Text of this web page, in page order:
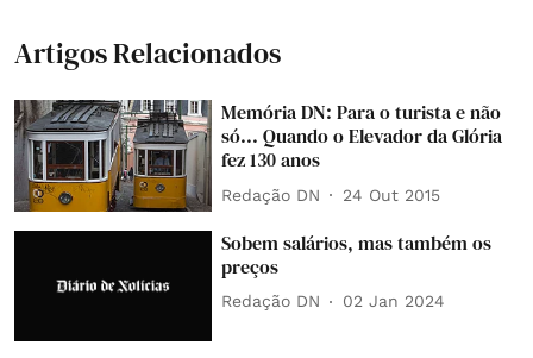
Artigos Relacionados
Memória DN: Para o turista e não
só... Quando o Elevador da Glória
fez 130 anos
Redação DN 24 Out 2015
Sobem salários, mas também os
preços
Redação DN 02 Jan 2024